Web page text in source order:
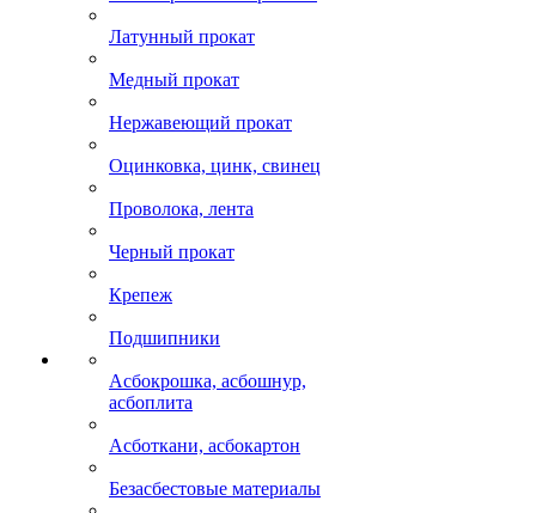
Латунный прокат
Медный прокат
Нержавеющий прокат
Оцинковка, цинк, свинец
Проволока, лента
Черный прокат
Крепеж
Подшипники
Асбокрошка, асбошнур,
асбоплита
Асботкани, асбокартон
Безасбестовые материалы